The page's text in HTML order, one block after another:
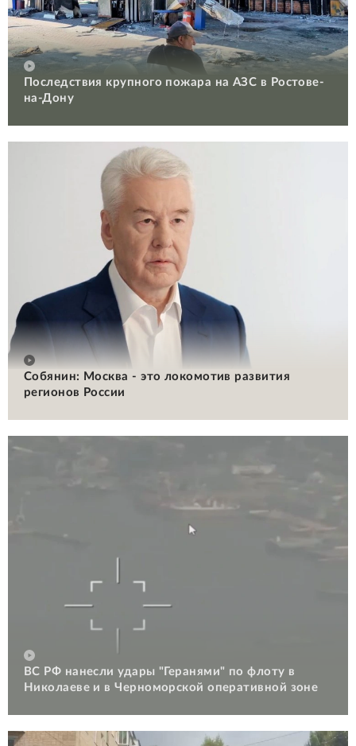
Последствия крупного пожара на АЗС в Ростове-
на-Дону
Собянин: Москва - это локомотив развития
регионов России
ВС РФ нанесли удары "Геранями" по флоту в
Николаеве и в Черноморской оперативной зоне